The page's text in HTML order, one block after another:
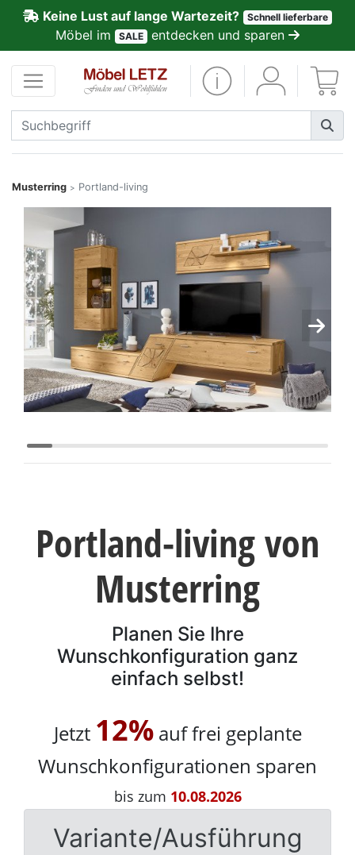
Keine Lust auf lange Wartezeit? Schnell lieferbare
Möbel im SALE entdecken und sparen
Musterring > Portland-living
Portland-living von
Musterring
Planen Sie Ihre
Wunschkonfiguration ganz
einfach selbst!
Jetzt 12%auf frei geplante
Wunschkonfigurationen sparen
bis zum 10.08.2026
Variante/Ausführung
Kundenmeinungen
Anmelden
PREMIUM
Schnell
lieferbar
SALE
Polsterplaner
Möbel-
Konfigurator
0%
Markenwelt
Deals